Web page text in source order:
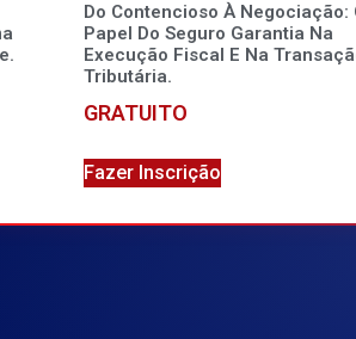
Do Contencioso À Negociação:
Papel Do Seguro Garantia Na
Execução Fiscal E Na
Tributária.
GRATUITO
Fazer Inscrição